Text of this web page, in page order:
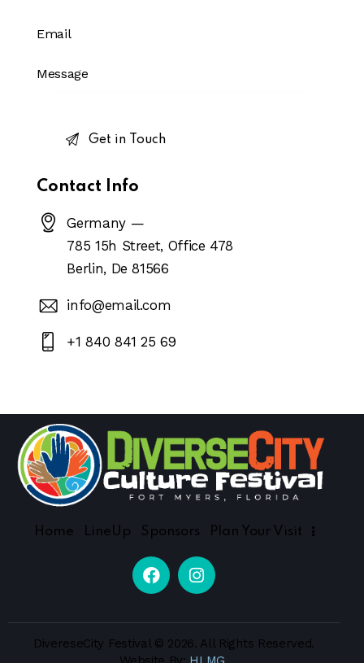
Contact Info
Germany —
785 15h Street, Office 478
Berlin, De 81566
info@email.com
+1 840 841 25 69
Home LineUp Sponsors Plan Your Visit
DivereseCity Festival © 2026. All Rights Reserved.